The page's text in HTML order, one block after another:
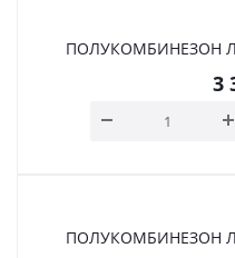
ПОЛУКОМБИНЕЗОН
3
ПОЛУКОМБИНЕЗОН